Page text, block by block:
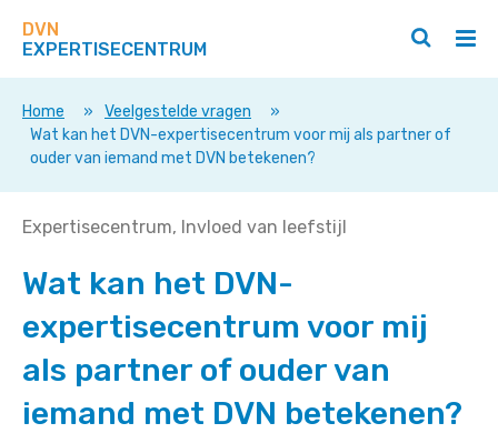
direct
op
deze
DVN
EXPERTISECENTRUM
/
Zoeken
/
Home » Veelgestelde vragen
»
Wat kan het DVN-expertisecentrum voor mij als partner of
ouder van iemand met DVN betekenen?
Wat
het
expertisecentrum
voor
mij
als
Expertisecentrum Invloed van leefstijl
Wat kan het DVN-
expertisecentrum voor mij
als partner of ouder van
iemand met DVN betekenen?